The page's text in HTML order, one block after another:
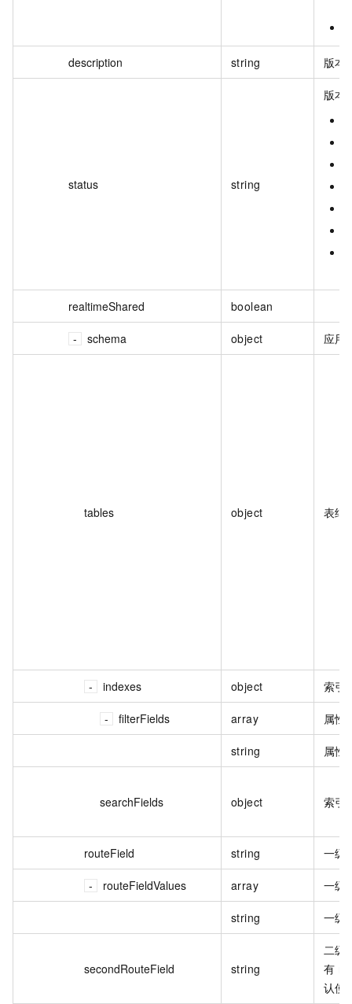
description string 版本
status string
版本
realtimeShared boolean
schema object 应用
tables object 表结
indexes object 索引
filterFields array 属性
string 属性
searchFields object 索引
routeField string 一级
routeFieldValues array 一级
string 一级
secondRouteField string
二级
有
认使